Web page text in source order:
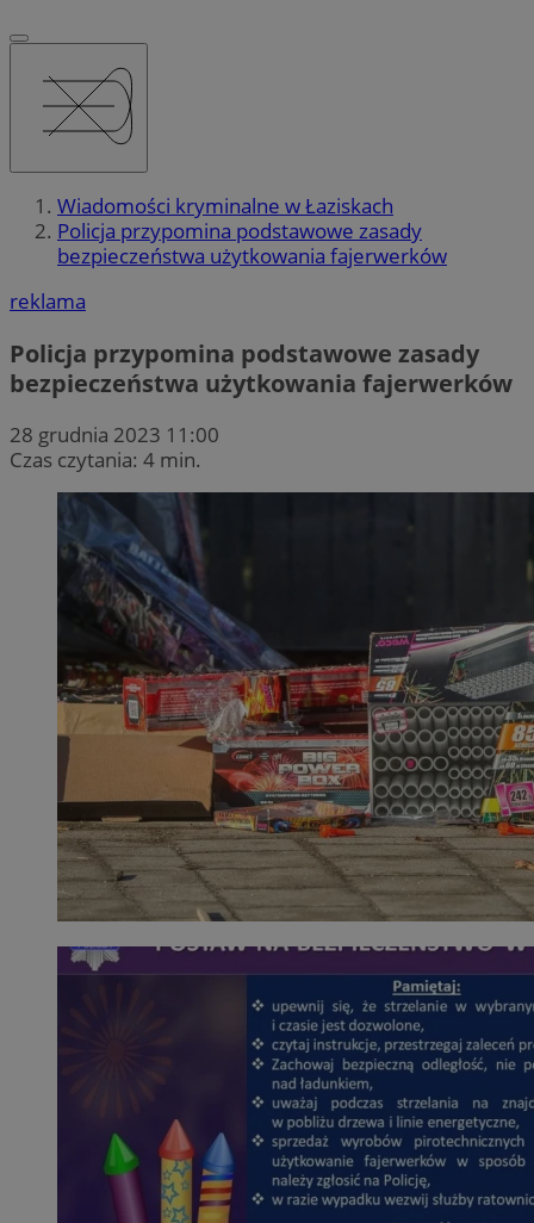
Wiadomości kryminalne w Łaziskach
Policja przypomina podstawowe zasady
bezpieczeństwa użytkowania fajerwerków
reklama
Policja przypomina podstawowe zasady
bezpieczeństwa użytkowania fajerwerków
28 grudnia 2023 11:00
Czas czytania: 4 min.